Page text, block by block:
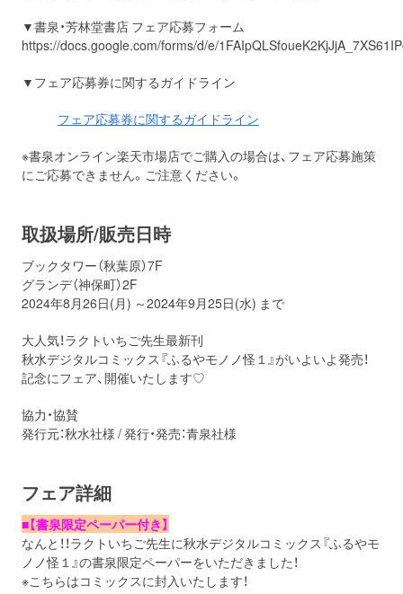
▼書泉・芳林堂書店 フェア応募フォーム
https://docs.google.com/forms/d/e/
▼フェア応募券に関するガイドライン
フェア応募券に関するガイドライン
※書泉オンライン楽天市場店でご購入の場合は、フェア応募施策
にご応募できません。ご注意ください。
取扱場所/販売日時
ブックタワー（秋葉原）7F
グランデ（神保町）2F
2024年8月26日(月) ～2024年9月25日(水) まで
大人気！ラクトいちご先生最新刊
秋水デジタルコミックス『ふるやモノノ怪１』がいよいよ発売！
記念にフェア、開催いたします♡
協力・協賛
発行元：秋水社様 / 発行・発売：青泉社様
フェア詳細
■【書泉限定ペーパー付き】
なんと！！ラクトいちご先生に秋水デジタルコミックス『ふるやモ
ノノ怪１』の書泉限定ペーパーをいただきました！
※こちらはコミックスに封入いたします！